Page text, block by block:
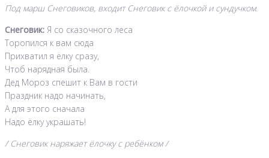
Под марш Снеговиков, входит Снеговик с ёлочкой и сундучком.
Снеговик: Я со сказочного леса
Торопился к вам сюда
Прихватил я ёлку сразу,
Чтоб нарядная была.
Дед Мороз спешит к Вам в гости
Праздник надо начинать,
А для этого сначала
Надо ёлку украшать!
/ Снеговик наряжает ёлочку с ребёнком /